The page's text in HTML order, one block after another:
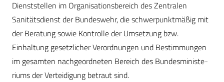
Dienststellen im Organisationsbereich des Zentralen
Sanitätsdienst der Bundeswehr, die schwerpunktmäßig mit
der Beratung sowie Kon­trolle der Umsetzung bzw.
Einhaltung gesetzlicher Verordnungen und Bestimmungen
im gesamten nachgeordneten Bereich des Bundesministe­
riums der Verteidigung betraut sind.